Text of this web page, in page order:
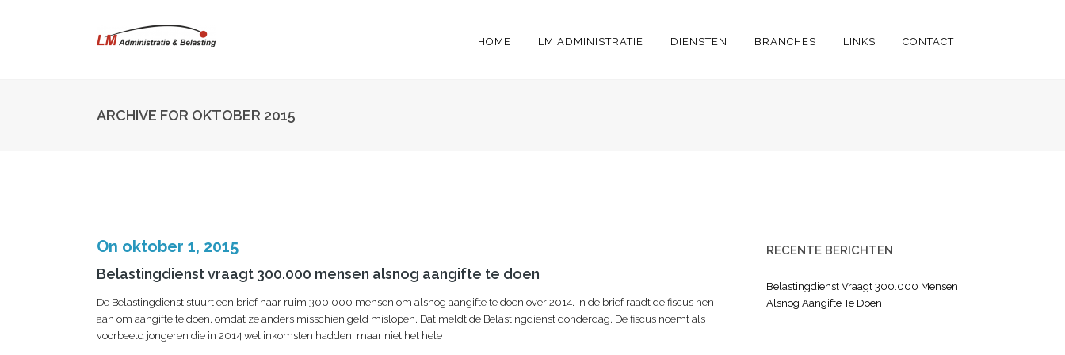
HOME LM ADMINISTRATIE DIENSTEN BRANCHES LINKS CONTACT
ARCHIVE FOR OKTOBER 2015
On oktober 1, 2015
Belastingdienst vraagt 300.000 mensen alsnog aangifte te doen
De Belastingdienst stuurt een brief naar ruim 300.000 mensen om alsnog aangifte te doen over 2014. In de brief raadt de fiscus hen
aan om aangifte te doen, omdat ze anders misschien geld mislopen. Dat meldt de Belastingdienst donderdag. De fiscus noemt als
voorbeeld jongeren die in 2014 wel inkomsten hadden, maar niet het hele
RECENTE BERICHTEN
Belastingdienst Vraagt 300.000 Mensen
Alsnog Aangifte Te Doen